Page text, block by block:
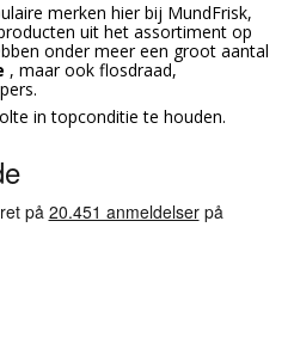
merken hier bij MundFrisk,
uit het assortiment op
onder meer een groot aantal
, maar ook flosdraad,
in topconditie te houden.